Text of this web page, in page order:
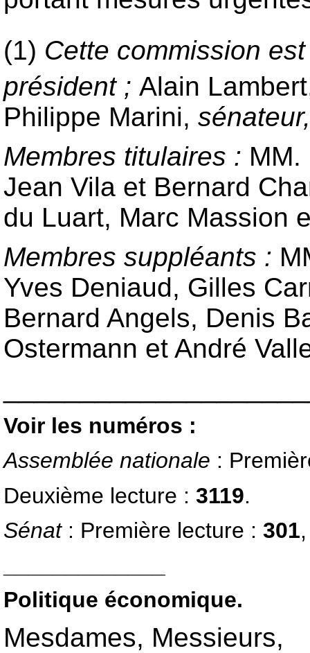
(1) Cette commission
président ; Alain
Philippe Marini,
Membres titulaires :
Jean Vila et Bernard
du Luart, Marc Massion
Membres suppléants :
Yves Deniaud, Gilles
Bernard Angels, Denis
Ostermann et André
Voir les numéros :
Assemblée nationale :
Deuxième lecture : 3119.
Sénat: Première lecture : 301
Politique économique.
Mesdames, Messieurs,